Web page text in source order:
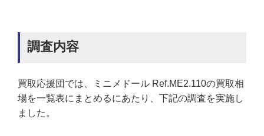
調査内容
買取応援団では、ミニメドール Ref.ME2.110の買取相
場を一覧表にまとめるにあたり、下記の調査を実施し
ました。